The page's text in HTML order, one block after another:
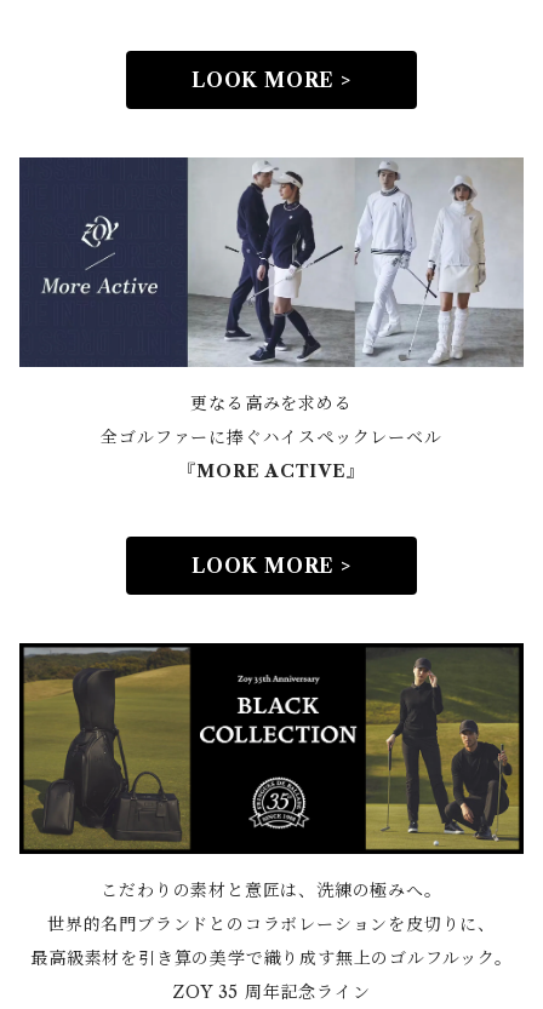
LOOK MORE >
更なる高みを求める
全ゴルファーに捧ぐハイスペックレーベル
『MORE ACTIVE』
LOOK MORE >
こだわりの素材と意匠は、洗練の極みへ。
世界的名門ブランドとのコラボレーションを皮切りに、
最高級素材を引き算の美学で織り成す無上のゴルフルック。
ZOY 35 周年記念ライン